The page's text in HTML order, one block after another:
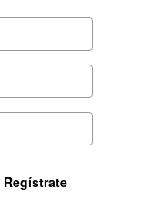
Regístrate